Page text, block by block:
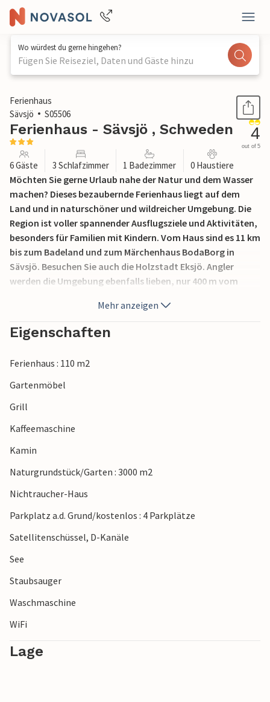
Wo würdest du gerne hingehen?
Fügen Sie Reiseziel, Daten und Gäste hinzu
1 / 23
Ferienhaus
Sävsjö
S05506
Ferienhaus - Sävsjö , Schweden 4
out of 5
6 Gäste 3 Schlafzimmer 1 Badezimmer 0 Haustiere
Möchten Sie gerne Urlaub nahe der Natur und dem Wasser
machen? Dieses bezaubernde Ferienhaus liegt auf dem
Land und in naturschöner und wildreicher Umgebung. Die
Region ist voller spannender Ausflugsziele und Aktivitäten,
besonders für Familien mit Kindern. Vom Haus sind es 11 km
bis zum Badeland und zum Märchenhaus BodaBorg in
Sävsjö. Besuchen Sie auch die Holzstadt Eksjö. Angler
werden die Umgebung ebenfalls lieben, nur 400 m vom
großen See fangen. Noch bessere Chancen haben Sie vom
Ruderboot aus, das ebenfalls am Haus zur Verfügung
steht.
Mehr anzeigen
Eigenschaften
Ferienhaus : 110 m2
Gartenmöbel
Grill
Kaffeemaschine
Kamin
Naturgrundstück/Garten : 3000 m2
Nichtraucher-Haus
Parkplatz a.d. Grund/kostenlos : 4 Parkplätze
Satellitenschüssel, D-Kanäle
See
Staubsauger
Waschmaschine
WiFi
Lage